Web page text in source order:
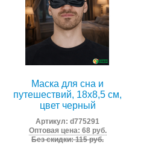
Маска для сна и
путешествий, 18х8,5 см,
цвет черный
Артикул:d775291
Оптовая цена: 68 руб.
Без скидки: 115 руб.